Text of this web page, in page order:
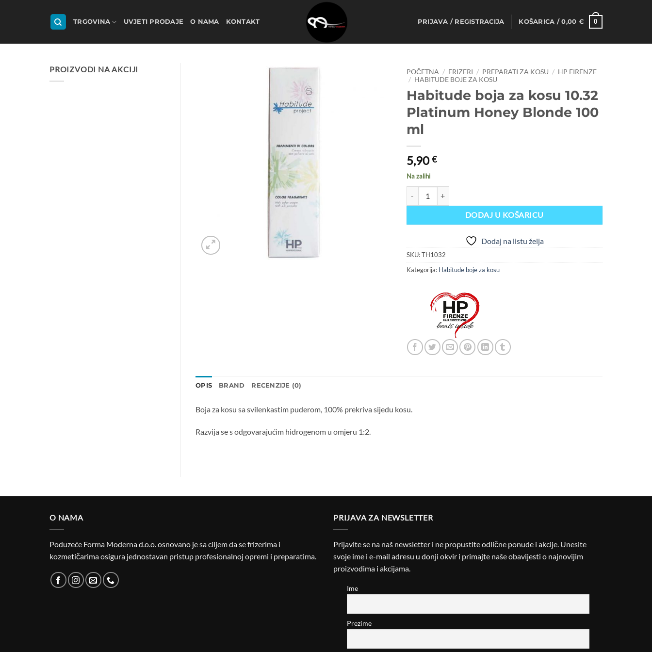
TRGOVINA UVJETI PRODAJE O NAMA KONTAKT PRIJAVA / REGISTRACIJA KOŠARICA /0,00 € 0
PROIZVODI NA AKCIJI POČETNA / FRIZERI / PREPARATI ZA KOSU / HP FIRENZE
/ HABITUDE BOJE ZA KOSU
Habitude boja za kosu 10.32
Platinum Honey Blonde 100
ml
5,90€
Na zalihi
DODAJ U KOŠARICU
Dodaj na listu želja
SKU:TH1032
Kategorija: Habitude boje za kosu
OPIS BRAND RECENZIJE (0)
Boja za kosu sa svilenkastim puderom, 100% prekriva sijedu kosu.
Razvija se s odgovarajućim hidrogenom u omjeru 1:2.
O NAMA
Poduzeće Forma Moderna d.o.o. osnovano je sa ciljem da se frizerima i
kozmetičarima osigura jednostavan pristup profesionalnoj opremi i preparatima.
PRIJAVA ZA NEWSLETTER
Prijavite se na naš newsletter i ne propustite odlične ponude i akcije. Unesite
svoje ime i e-mail adresu u donji okvir i primajte naše obavijesti o najnovijim
proizvodima i akcijama.
Ime
Prezime